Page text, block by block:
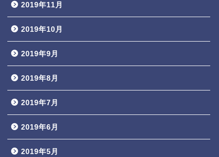
2019年11月
2019年10月
2019年9月
2019年8月
2019年7月
2019年6月
2019年5月